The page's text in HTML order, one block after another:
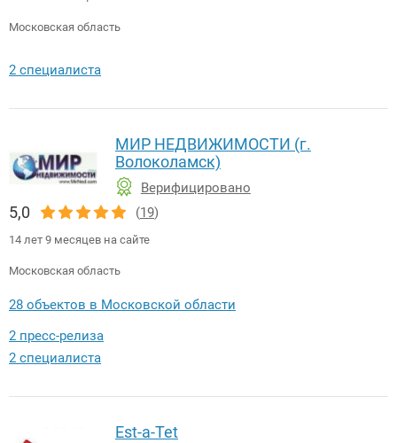
Московская область
2 специалиста
МИР НЕДВИЖИМОСТИ (г.
Волоколамск)
Верифицировано
5,0 (19)
14 лет 9 месяцев на сайте
Московская область
28 объектов в Московской области
2 пресс-релиза
2 специалиста
Est-a-Tet